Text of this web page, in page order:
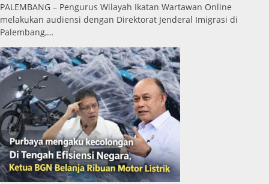
PALEMBANG – Pengurus Wilayah Ikatan Wartawan Online
melakukan audiensi dengan Direktorat Jenderal Imigrasi di
Palembang,…